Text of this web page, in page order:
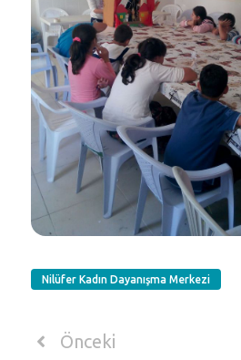
Nilüfer Kadın Dayanışma Merkezi
Önceki